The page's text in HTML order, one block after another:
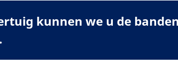
kunnen we u de